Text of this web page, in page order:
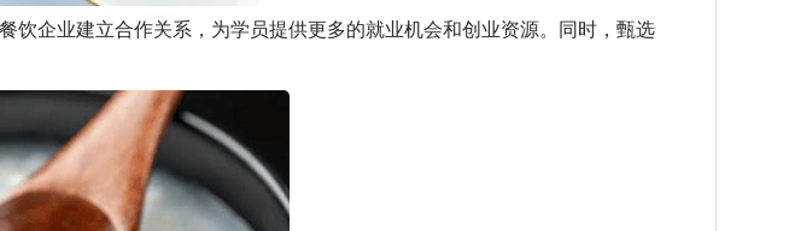
企业建立合作关系，为学员提供更多的就业机会和创业资源。同时，甄选